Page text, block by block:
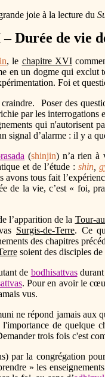
joie à la lecture du
Durée de vie
, le chapitre XVI
un dogme qui
Foi et
Poser des
par les interrogations
qui n'autorisent
signal d’alarme : il y a
(shinjin) n’a rien à
et de l’étude : shin,
tous fait
de la vie, c’est « foi,
l’apparition de la Tour-
Surgis-de-Terre. Ce
des chapitres
soient des disciples
de bodhisattvasdurant
. Pour en avoir le
vus.
ne répond jamais aux
de quelque
trois fois c'est
par la congrégation
» les